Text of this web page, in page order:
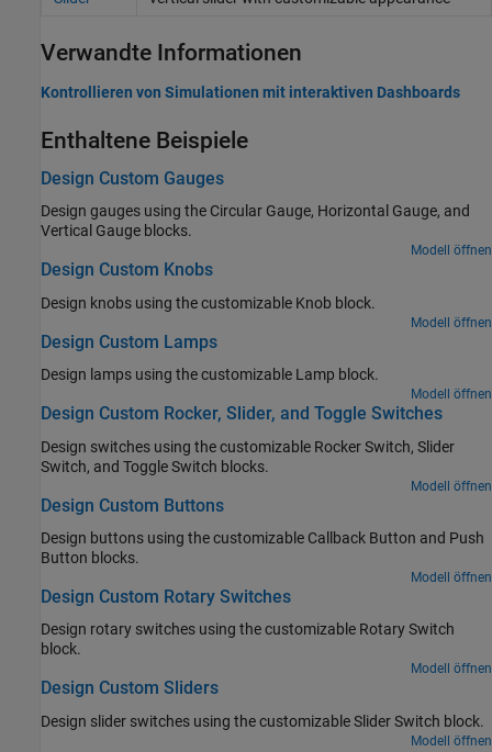
Verwandte Informationen
Kontrollieren von Simulationen mit interaktiven Dashboards
Enthaltene Beispiele
Design Custom Gauges
Design gauges using the Circular Gauge, Horizontal Gauge, and
Vertical Gauge blocks.
Modell öffnen
Design Custom Knobs
Design knobs using the customizable Knob block.
Modell öffnen
Design Custom Lamps
Design lamps using the customizable Lamp block.
Modell öffnen
Design Custom Rocker, Slider, and Toggle Switches
Design switches using the customizable Rocker Switch, Slider
Switch, and Toggle Switch blocks.
Modell öffnen
Design Custom Buttons
Design buttons using the customizable Callback Button and Push
Button blocks.
Modell öffnen
Design Custom Rotary Switches
Design rotary switches using the customizable Rotary Switch
block.
Modell öffnen
Design Custom Sliders
Design slider switches using the customizableSlider Switch block.
Modell öffnen